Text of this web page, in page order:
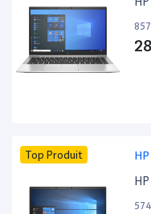
Top Produit HP